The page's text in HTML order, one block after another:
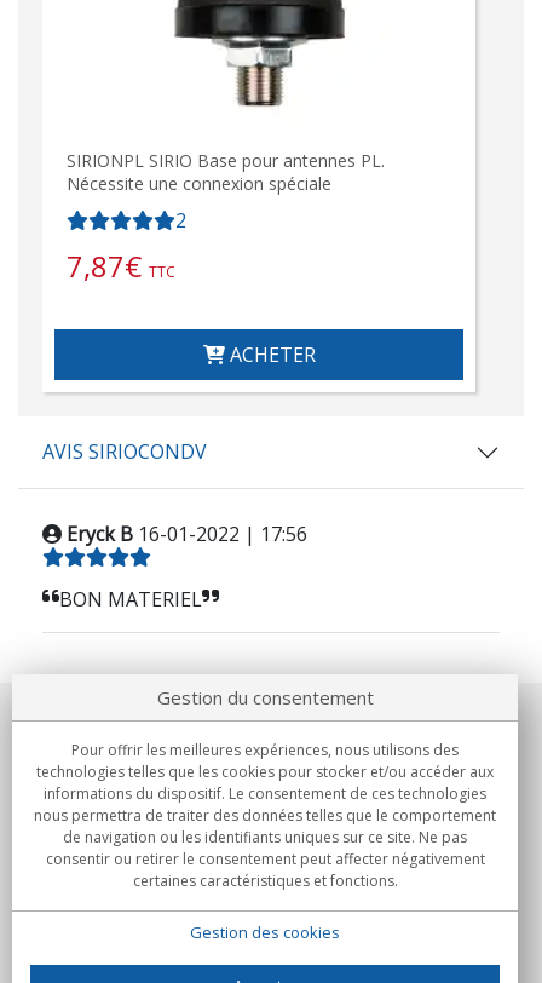
SIRIONPL SIRIO Base pour antennes PL.
Nécessite une connexion spéciale
2
7,87€ TTC
ACHETER
AVIS SIRIOCONDV
Eryck B 16-01-2022 | 17:56
BON MATERIEL
Notre société
Engagements
Achats
Gestion du consentement
Pour offrir les meilleures expériences, nous utilisons des
technologies telles que les cookies pour stocker et/ou accéder aux
informations du dispositif. Le consentement de ces technologies
nous permettra de traiter des données telles que le comportement
de navigation ou les identifiants uniques sur ce site. Ne pas
consentir ou retirer le consentement peut affecter négativement
certaines caractéristiques et fonctions.
Gestion des cookies